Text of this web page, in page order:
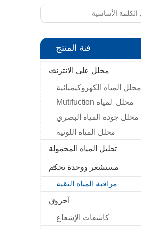
فئة المنتج
محلل على الانترنت
محلل المياه الكهروكيميائية
محلل المياه Mutifuction
محلل جودة المياه البصري
محلل المياه اللونية
تحليل المياه المحمولة
مستشعر ووحدة تحكم
مراقبة المياه النقية
آحرون
كاشفات الإشعاع